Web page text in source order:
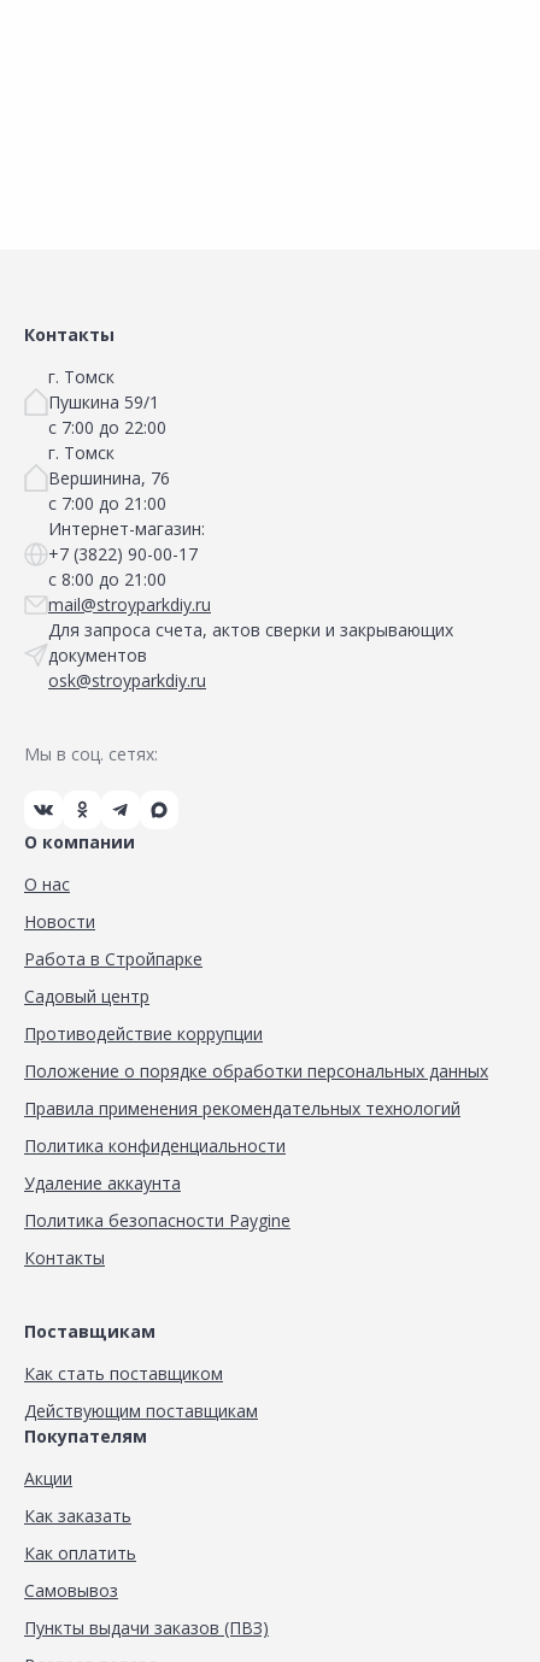
Контакты
г. Томск
Пушкина 59/1
с 7:00 до 22:00
г. Томск
Вершинина, 76
с 7:00 до 21:00
Интернет-магазин:
+7 (3822) 90-00-17
с 8:00 до 21:00
mail@stroyparkdiy.ru
Для запроса счета, актов сверки и закрывающих
документов
osk@stroyparkdiy.ru
Мы в соц. сетях:
О компании
О нас
Новости
Работа в Стройпарке
Садовый центр
Противодействие коррупции
Положение о порядке обработки персональных данных
Правила применения рекомендательных технологий
Политика конфиденциальности
Удаление аккаунта
Политика безопасности Paygine
Контакты
Поставщикам
Как стать поставщиком
Действующим поставщикам
Покупателям
Акции
Как заказать
Как оплатить
Самовывоз
Пункты выдачи заказов (ПВЗ)